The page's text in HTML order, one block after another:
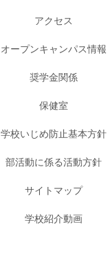
アクセス
オープンキャンパス情報
奨学金関係
保健室
学校いじめ防止基本方針
部活動に係る活動方針
サイトマップ
学校紹介動画